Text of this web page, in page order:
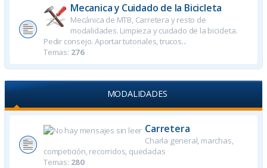
Mecanica y Cuidado de la Bicicleta
Mecánica de MTB, Carretera y resto de
modalidades. Limpieza y cuidado de la bicicleta.
Pedir consejo. Aportar tutoriales, trucos...
Temas: 276
MODALIDADES
Carretera
Charla general, marchas,
competición, recorridos, quedadas
Temas: 280